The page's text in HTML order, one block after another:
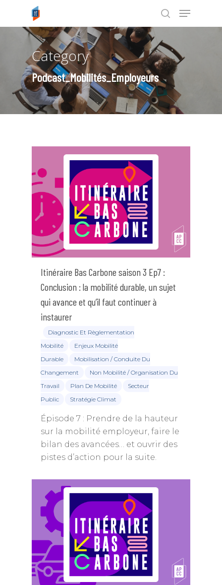
Tapez ENTRÉE pour rechercher ou
ESC pour annuler
Category
Podcast_Mobilités_Employeurs
Itinéraire Bas Carbone saison 3 Ep7 :
Conclusion : la mobilité durable, un sujet
qui avance et qu’il faut continuer à
instaurer
Diagnostic Et Règlementation
Mobilité
Enjeux Mobilité
Durable
Mobilisation / Conduite Du
Changement
Non Mobilité / Organisation Du
Travail
Plan De Mobilité
Secteur
Public
Stratégie Climat
Épisode 7 : Prendre de la hauteur
sur la mobilité employeur, faire le
bilan des avancées… et ouvrir des
pistes d’action pour la suite.